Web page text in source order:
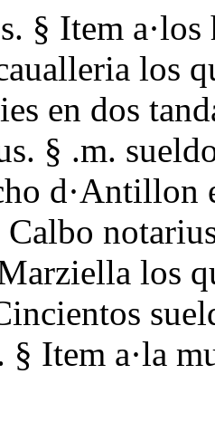
§ Item a·los
los
en dos
§ .m.
d·Antillon
los
§ Item a·la